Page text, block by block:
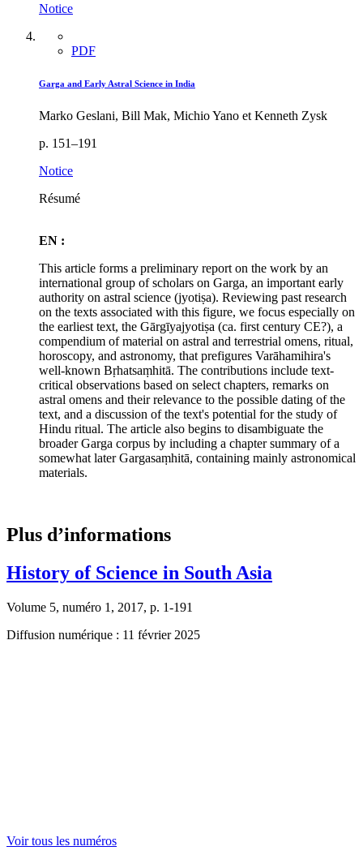
Notice
PDF
Garga and Early Astral Science in India
Marko Geslani, Bill Mak, Michio Yano et Kenneth Zysk
p. 151–191
Notice
Résumé
EN :
This article forms a preliminary report on the work by an
international group of scholars on Garga, an important early
authority on astral science (jyotiṣa). Reviewing past research
on the texts associated with this figure, we focus especially on
the earliest text, the Gārgīyajyotiṣa (ca. first century CE?), a
compendium of material on astral and terrestrial omens, ritual,
horoscopy, and astronomy, that prefigures Varāhamihira's
well-known Bṛhatsaṃhitā. The contributions include text-
critical observations based on select chapters, remarks on
astral omens and their relevance to the possible dating of the
text, and a discussion of the text's potential for the study of
Hindu ritual. The article also begins to disambiguate the
broader Garga corpus by including a chapter summary of a
somewhat later Gargasaṃhitā, containing mainly astronomical
materials.
Plus d’informations
History of Science in South Asia
Volume 5, numéro 1, 2017, p. 1-191
Diffusion numérique : 11 février 2025
Voir tous les numéros